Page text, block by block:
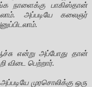
நாளைக்கு பாகிஸ்தான்
அப்படியே கலைஞர்
என்று அப்போது தான்
விடை பெற்றார்.
முரசொலிக்கு ஒரு